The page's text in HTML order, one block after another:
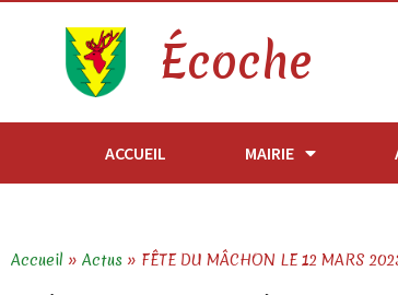
Écoche
ACCUEIL MAIRIE
Accueil » Actus » FÊTE DU MÂCHON LE 12 MARS